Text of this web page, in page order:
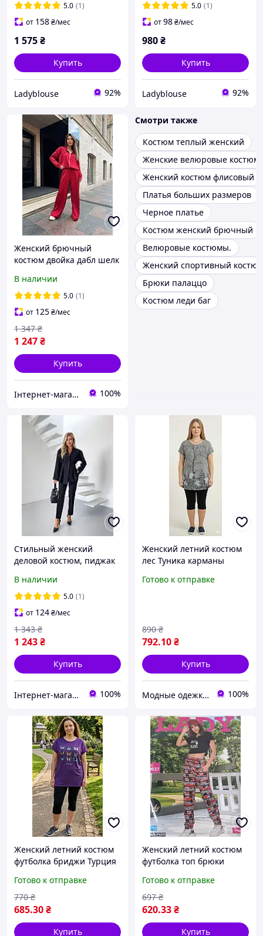
5.0 (1)
от 158₴/мес
1 575₴
Купить
Ladyblouse 92%
5.0 (1)
от98₴/мес
980₴
Купить
Ladyblouse 92%
Женский брючный
костюм двойка дабл шелк
В наличии
5.0 (1)
от 125₴/мес
1 247₴
1 347 ₴
Купить
Інтернет-магазин Oksannen 100%
Смотри также
Костюм теплый женский
Женские велюровые
Женский костюм флисовый
Платья больших размеров
Черное платье
Костюм женский брючный
Велюровые костюмы.
Женский спортивный
Брюки палаццо
Костюм леди баг
Стильный женский
деловой костюм, пиджак
с резинкой, офисный
образ 2026
В наличии
5.0 (1)
от 124₴/мес
1 243₴
1 343 ₴
Купить
Інтернет-магазин Oksannen 100%
Женский летний костюм
лес Туника карманы
размеры 52 54 56 58 60
Готово к отправке
792.10₴
890 ₴
Купить
Модные одежки для меня и крошки 100%
Женский летний костюм
футболка бриджи Турция
размеры 48 50 52 54
Готово к отправке
685.30₴
770 ₴
Купить
Женский летний костюм
футболка топ брюки
Готово к отправке
620.33₴
697 ₴
Купить